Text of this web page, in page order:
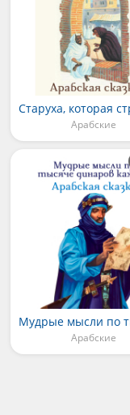
Арабские
Арабские